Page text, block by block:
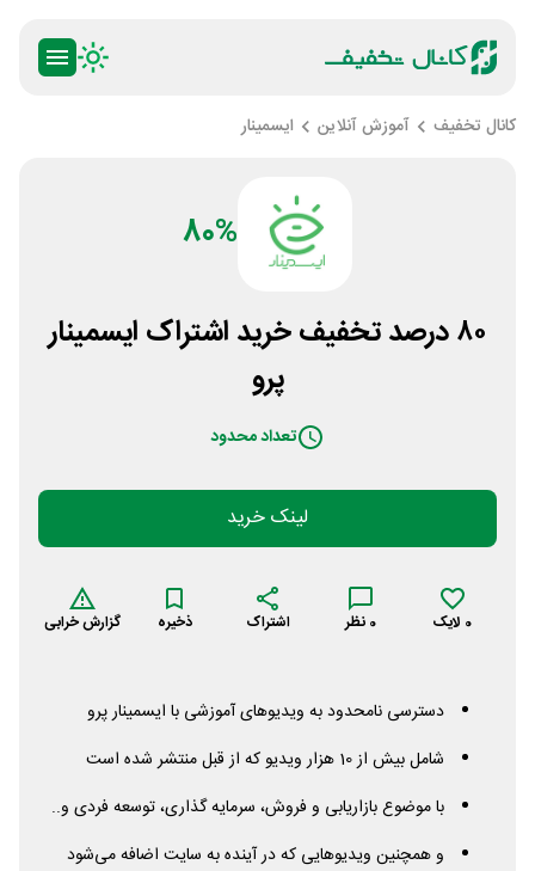
کانال تخفیف آموزش آنلاین ایسمینار
80%
۸۰ درصد تخفیف خرید اشتراک ایسمینار
پرو
تعداد محدود
لینک خرید
0 لایک 0 نظر اشتراک ذخیره گزارش خرابی
دسترسی نامحدود به ویدیوهای آموزشی با ایسمینار پرو
شامل بیش از 10 هزار ویدیو که از قبل منتشر شده است
با موضوع بازاریابی و فروش، سرمایه گذاری، توسعه فردی و..
و همچنین ویدیوهایی که در آینده به سایت اضافه می‌شود